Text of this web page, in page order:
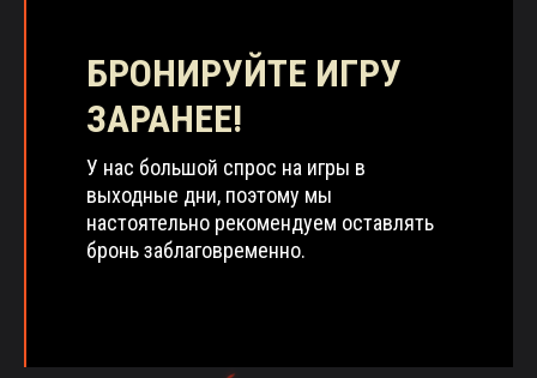
БРОНИРУЙТЕ ИГРУ
ЗАРАНЕЕ!
У нас большой спрос на игры в
выходные дни, поэтому мы
настоятельно рекомендуем оставлять
бронь заблаговременно.